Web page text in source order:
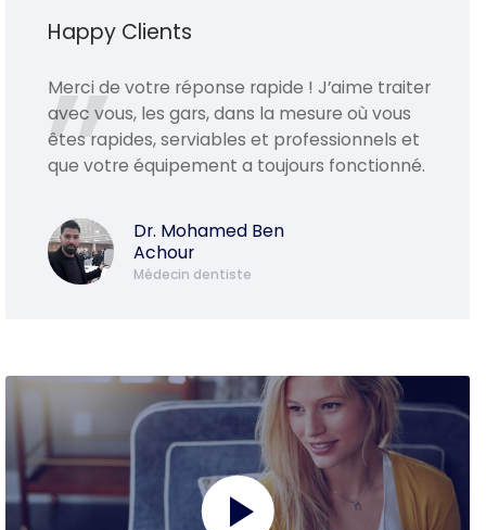
Happy Clients
Merci de votre réponse rapide ! J’aime traiter
avec vous, les gars, dans la mesure où vous
êtes rapides, serviables et professionnels et
que votre équipement a toujours fonctionné.
Dr. Mohamed Ben
Achour
Médecin dentiste